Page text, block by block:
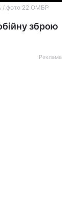
/ фото 22 ОМБР
зброю
Реклама